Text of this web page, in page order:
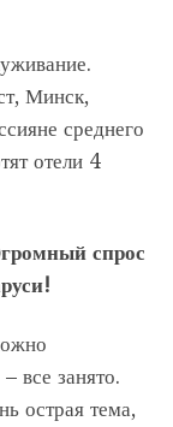
Минск,
среднего
отели 4
спрос
все занято.
острая тема,